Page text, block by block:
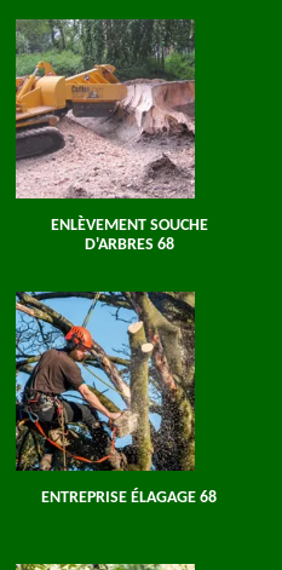
ENLÈVEMENT SOUCHE
D'ARBRES 68
ENTREPRISE ÉLAGAGE 68